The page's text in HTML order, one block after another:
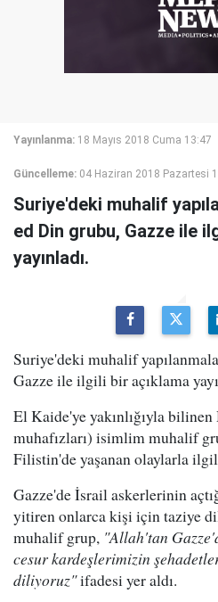
Yayınlanma: 18 Mayıs 2018 Cuma 13:47
Güncelleme: 04 Haziran 2018 Pazartesi
Suriye'deki muhalif
ed Din grubu, Gazze ile
yayınladı.
Suriye'deki muhalif
Gazze ile ilgili bir açıklama
El Kaide'ye yakınlığıyla
muhafızları) isimlim muhalif
Filistin'de yaşanan olaylarla
Gazze'de İsrail askerlerinin
yitiren onlarca kişi için taziye
muhalif grup, "Allah'tan
cesur kardeşlerimizin
diliyoruz"ifadesi yer aldı.